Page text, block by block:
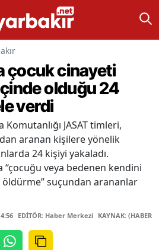
çocuk cinayeti
olduğu 24
verdi
JASAT timleri,
aranan kişilere yönelik
24 kişiyi yakaladı.
“çocuğu veya bedenen kendini
suçundan arananlar
EDİTÖR: Haber Merkezi KAYNAK: (HABER